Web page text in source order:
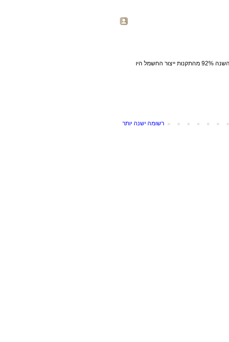
דווקא על ארה"ב קראתי בבלוג בישראל כי ברבעון הראשון של השנה 92% מהתקנות ייצור החשמל היו
רשומה ישנה יותר